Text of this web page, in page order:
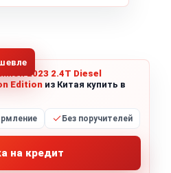
2023 2.4T Diesel
Edition из Китая купить в
Без поручителей
на кредит